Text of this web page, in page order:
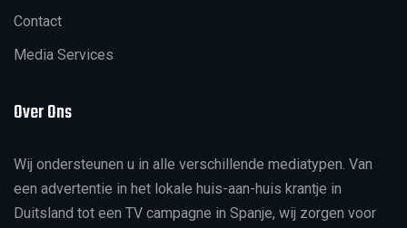
Contact
Media Services
Over Ons
Wij ondersteunen u in alle verschillende mediatypen. Van
een advertentie in het lokale huis-aan-huis krantje in
Duitsland tot een TV campagne in Spanje, wij zorgen voor